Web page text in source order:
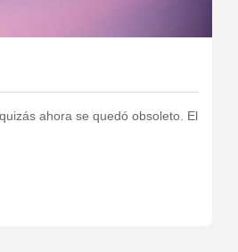
ahora se quedó obsoleto. El